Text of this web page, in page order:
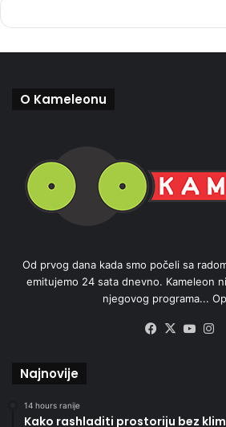
O Kameleonu
Od prvog dana kada smo počeli sa
emitujemo 24 sata dnevno. Kameleon
njegovog programa...
Facebook
X
Najnovije
14 hours ranije
Kako rashladiti prostoriju bez